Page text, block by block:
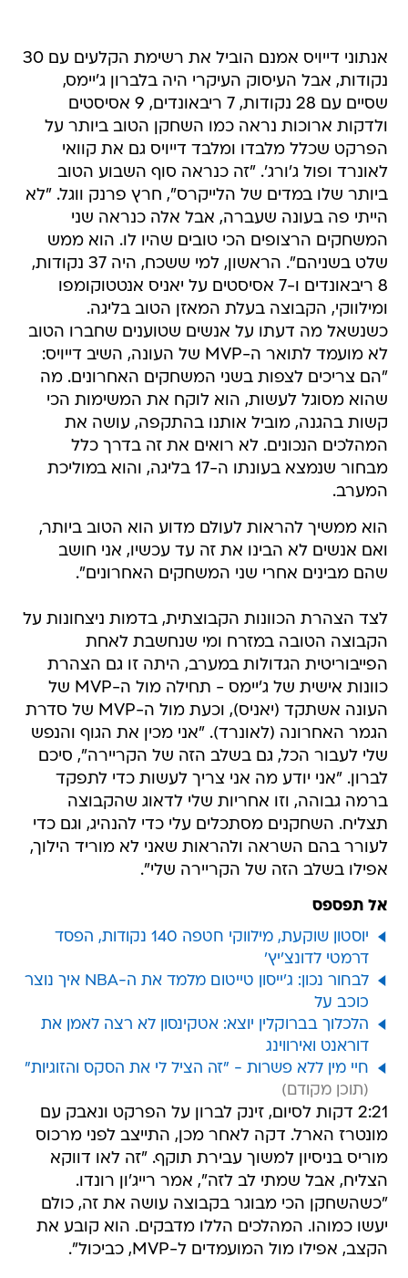
אנתוני דייויס אמנם הוביל את רשימת הקלעים עם 30
נקודות, אבל העיסוק העיקרי היה בלברון ג'יימס,
שסיים עם 28 נקודות, 7 ריבאונדים, 9 אסיסטים
ולדקות ארוכות נראה כמו השחקן הטוב ביותר על
הפרקט שכלל מלבדו ומלבד דייויס גם את קוואי
לאונרד ופול ג'ורג'. "זה כנראה סוף השבוע הטוב
ביותר שלו במדים של הלייקרס", חרץ פרנק ווגל. "לא
הייתי פה בעונה שעברה, אבל אלה כנראה שני
המשחקים הרצופים הכי טובים שהיו לו. הוא ממש
שלט בשניהם". הראשון, למי ששכח, היה 37 נקודות,
8 ריבאונדים ו-7 אסיסטים על יאניס אנטטוקומפו
ומילווקי, הקבוצה בעלת המאזן הטוב בליגה.
כשנשאל מה דעתו על אנשים שטוענים שחברו הטוב
לא מועמד לתואר ה-MVP של העונה, השיב דייויס:
"הם צריכים לצפות בשני המשחקים האחרונים. מה
שהוא מסוגל לעשות, הוא לוקח את המשימות הכי
קשות בהגנה, מוביל אותנו בהתקפה, עושה את
המהלכים הנכונים. לא רואים את זה בדרך כלל
מבחור שנמצא בעונתו ה-17 בליגה, והוא במוליכת
המערב.
הוא ממשיך להראות לעולם מדוע הוא הטוב ביותר,
ואם אנשים לא הבינו את זה עד עכשיו, אני חושב
שהם מבינים אחרי שני המשחקים האחרונים".
לצד הצהרת הכוונות הקבוצתית, בדמות ניצחונות על
הקבוצה הטובה במזרח ומי שנחשבת לאחת
הפייבוריטית הגדולות במערב, היתה זו גם הצהרת
כוונות אישית של ג'יימס - תחילה מול ה-MVP של
העונה אשתקד (יאניס), וכעת מול ה-MVP של סדרת
הגמר האחרונה (לאונרד). "אני מכין את הגוף והנפש
שלי לעבור הכל, גם בשלב הזה של הקריירה", סיכם
לברון. "אני יודע מה אני צריך לעשות כדי לתפקד
ברמה גבוהה, וזו אחריות שלי לדאוג שהקבוצה
תצליח. השחקנים מסתכלים עלי כדי להנהיג, וגם כדי
לעורר בהם השראה ולהראות שאני לא מוריד הילוך,
אפילו בשלב הזה של הקריירה שלי".
אל תפספס
יוסטון שוקעת, מילווקי חטפה 140 נקודות, הפסד
דרמטי לדונצ'יץ'
לבחור נכון: ג'ייסון טייטום מלמד את ה-NBA איך נוצר
כוכב על
הלכלוך בברוקלין יוצא: אטקינסון לא רצה לאמן את
דוראנט ואירווינג
חיי מין ללא פשרות - "זה הציל לי את הסקס והזוגיות"
2:21 דקות לסיום, זינק לברון על הפרקט ונאבק עם
מונטרז הארל. דקה לאחר מכן, התייצב לפני מרכוס
מוריס בניסיון למשוך עבירת תוקף. "זה לאו דווקא
הצליח, אבל שמתי לב לזה", אמר רייג'ון רונדו.
"כשהשחקן הכי מבוגר בקבוצה עושה את זה, כולם
יעשו כמוהו. המהלכים הללו מדבקים. הוא קובע את
הקצב, אפילו מול המועמדים ל-MVP, כביכול".